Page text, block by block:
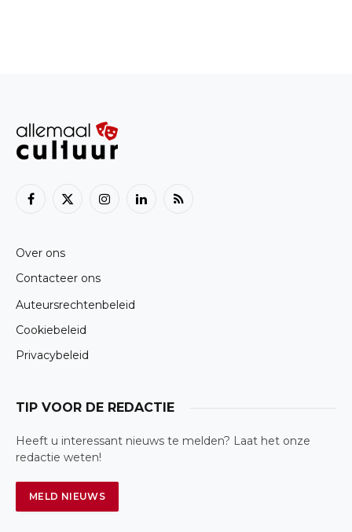
Facebook
X
InstagramLinkedInRSS
Over ons
Contacteer ons
Auteursrechtenbeleid
Cookiebeleid
Privacybeleid
TIP VOOR DE REDACTIE
Heeft u interessant nieuws te melden? Laat het onze
redactie weten!